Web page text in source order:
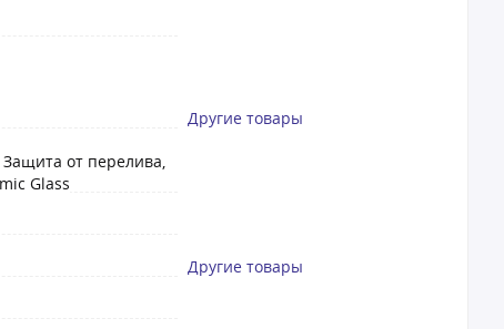
Другие товары
от перелива,
Glass
Другие товары